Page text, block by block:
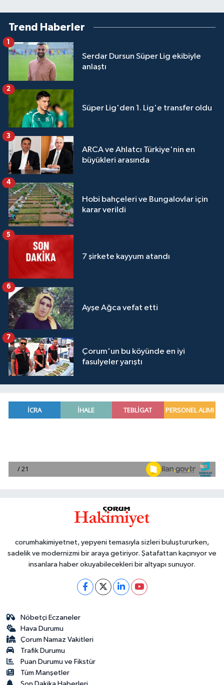
Trend Haberler
Serdar Dursun Süper Lig ekibiyle
anlaştı
1
Süper Lig'den 1. Lig'e transfer oldu
2
ARCA ve Ahlatcı Türkiye'nin en
büyükleri arasında
3
Hobi bahçeleri ve Bungalovlar için
karar verildi
4
7 şirkete kayyum atandı
5
Ayşe Ağca vefat etti
6
Çorum'un bu köyünde en iyi
fasulyeler yarıştı
7
corumhakimiyetnet, yepyeni temasıyla sizleri buluştururken,
sadelik ve modernizmi bir araya getiriyor. Şatafattan kaçınıyor ve
insanlara haber okuyabilecekleri bir altyapı sunuyor.
Nöbetçi Eczaneler
Hava Durumu
Çorum Namaz Vakitleri
Trafik Durumu
Puan Durumu ve Fikstür
Tüm Manşetler
Son Dakika Haberleri